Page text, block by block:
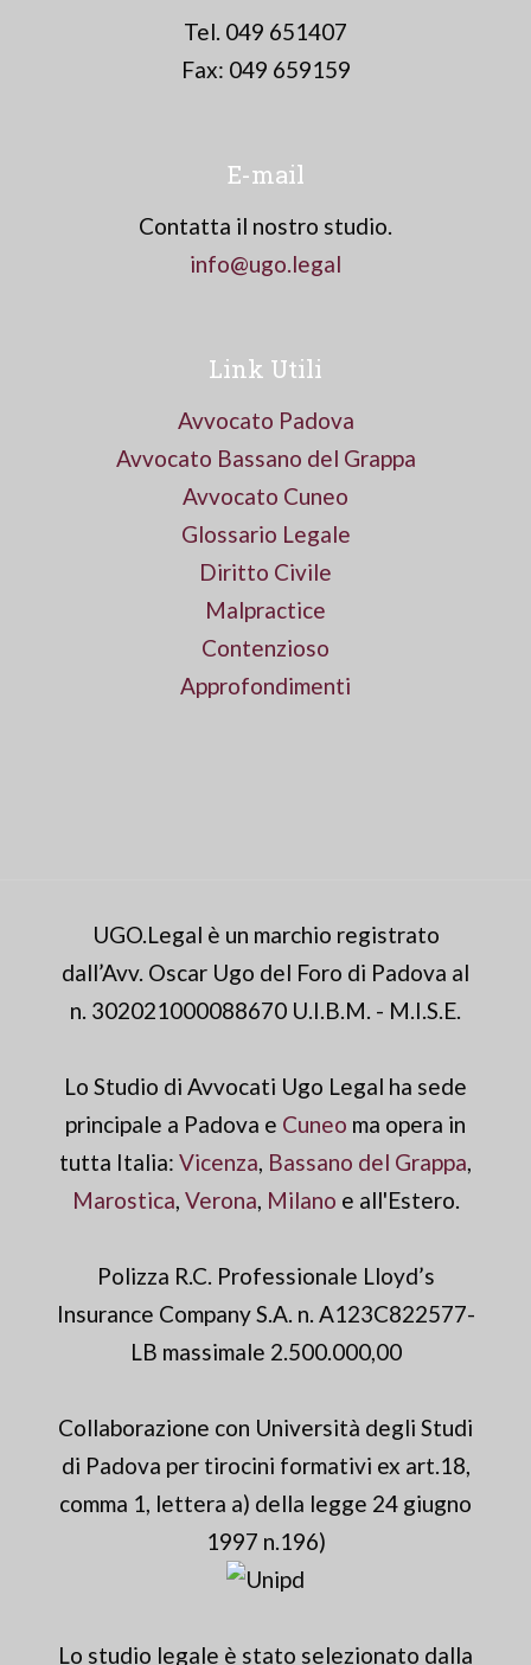
Tel. 049 651407
Fax: 049 659159
E-mail
Contatta il nostro studio.
info@ugo.legal
Link Utili
Avvocato Padova
Avvocato Bassano del Grappa
Avvocato Cuneo
Glossario Legale
Diritto Civile
Malpractice
Contenzioso
Approfondimenti
UGO.Legal è un marchio registrato
dall’Avv. Oscar Ugo del Foro di Padova al
n. 302021000088670 U.I.B.M. - M.I.S.E.
Lo Studio di Avvocati Ugo Legal ha sede
principale a Padova e Cuneo ma opera in
tutta Italia: Vicenza, Bassano del Grappa,
Marostica, Verona, Milano e all'Estero.
Polizza R.C. Professionale Lloyd’s
Insurance Company S.A. n. A123C822577-
LB massimale 2.500.000,00
Collaborazione con Università degli Studi
di Padova per tirocini formativi ex art.18,
comma 1, lettera a) della legge 24 giugno
1997 n.196)
Lo studio legale è stato selezionato dalla